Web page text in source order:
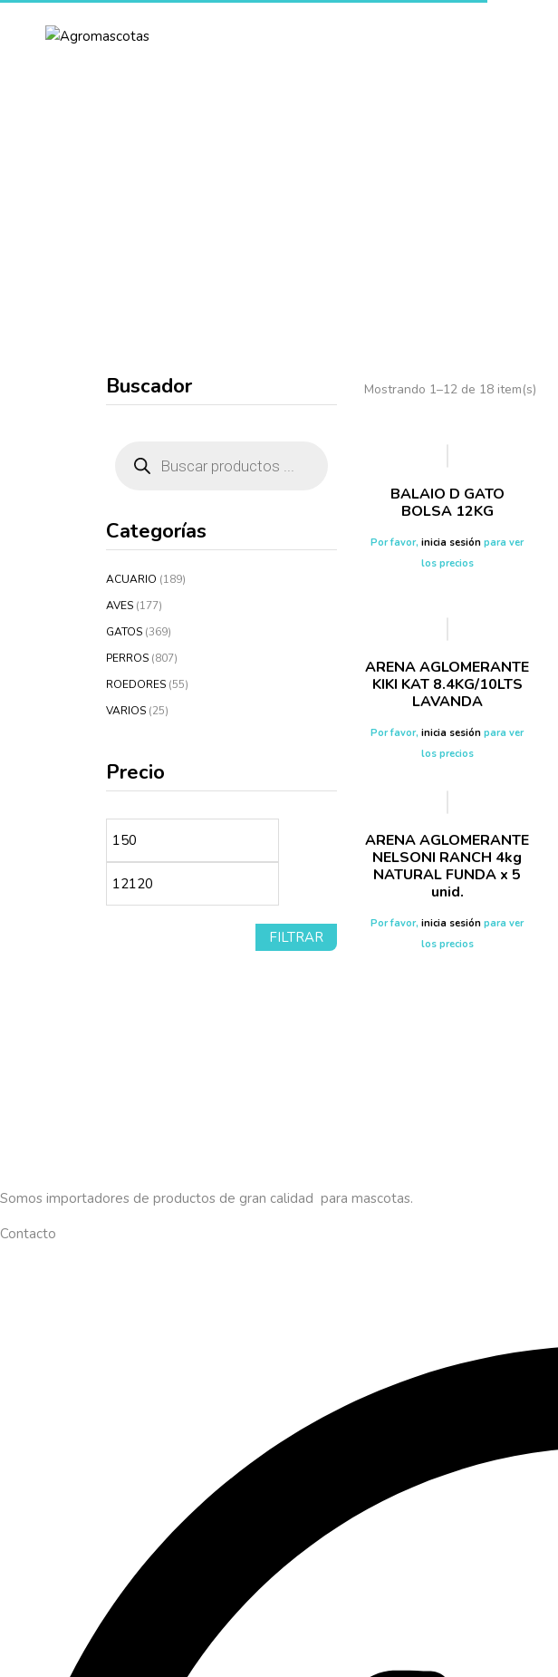
Buscador
productos
Categorías
ACUARIO (189)
AVES (177)
GATOS (369)
PERROS (807)
ROEDORES (55)
VARIOS (25)
Precio
Precio
mínimo
FILTRAR
Mostrando 1–12 de 18 item(s)
BALAIO D GATO
BOLSA 12KG
Por favor,inicia sesión para ver
los precios
ARENA AGLOMERANTE
KIKI KAT 8.4KG/10LTS
LAVANDA
Por favor,inicia sesión para ver
los precios
ARENA AGLOMERANTE
NELSONI RANCH 4kg
NATURAL FUNDA x 5
unid.
Por favor,inicia sesión para ver
los precios
Somos importadores de productos de gran calidad para mascotas.
Contacto